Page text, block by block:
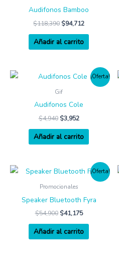
Audifonos Bamboo
$118,390 $94,712
Añadir al carrito
¡Oferta!
Gif
Audifonos Cole
$4,940 $3,952
Añadir al carrito
¡Oferta!
Promocionales
Speaker Bluetooth Fyra
$54,900 $41,175
Añadir al carrito